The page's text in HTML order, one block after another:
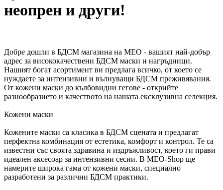
неопрен и други!
Добре дошли в БДСМ магазина на MEO - вашият най-добър
адрес за висококачествени БДСМ маски и нагръдници.
Нашият богат асортимент ви предлага всичко, от което се
нуждаете за интензивни и вълнуващи БДСМ преживявания.
От кожени маски до кълбовидни гегове - открийте
разнообразието и качеството на нашата ексклузивна селекция.
Кожени маски
Кожените маски са класика в БДСМ сцената и предлагат
перфектна комбинация от естетика, комфорт и контрол. Те са
известни със своята здравина и издръжливост, което ги прави
идеален аксесоар за интензивни сесии. В MEO-Shop ще
намерите широка гама от кожени маски, специално
разработени за различни БДСМ практики.